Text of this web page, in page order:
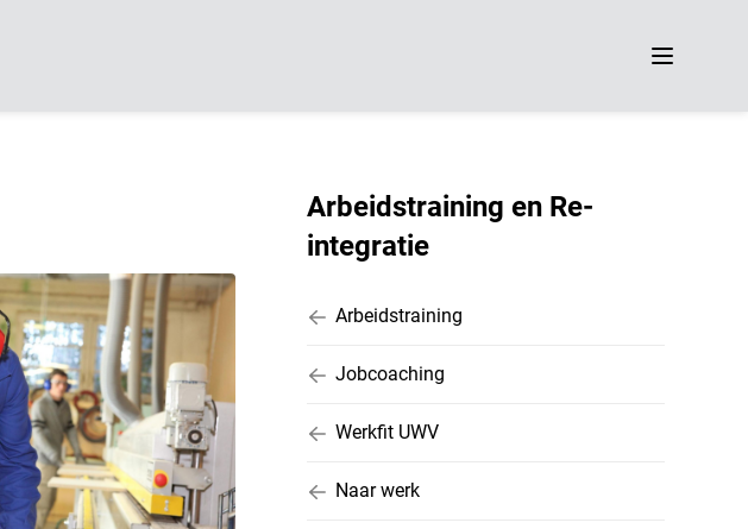
Menu
Arbeidstraining en Re-
integratie
Arbeidstraining
Jobcoaching
Werkfit UWV
Naar werk